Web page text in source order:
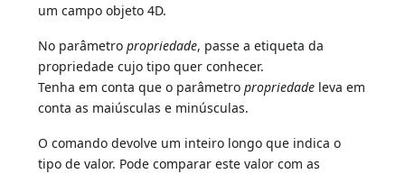
um campo objeto 4D.
No parâmetropropriedade, passe a etiqueta da
propriedade cujo tipo quer conhecer.
Tenha em conta que o parâmetropropriedade leva em
conta as maiúsculas e minúsculas.
O comando devolve um inteiro longo que indica o
tipo de valor. Pode comparar este valor com as